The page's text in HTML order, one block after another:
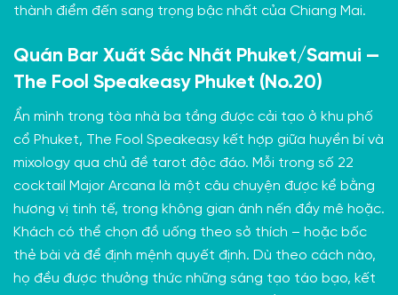
thành điểm đến sang trọng bậc nhất của Chiang Mai.
Quán Bar Xuất Sắc Nhất Phuket/Samui —
The Fool Speakeasy Phuket (No.20)
Ẩn mình trong tòa nhà ba tầng được cải tạo ở khu phố
cổ Phuket, The Fool Speakeasy kết hợp giữa huyền bí và
mixology qua chủ đề tarot độc đáo. Mỗi trong số 22
cocktail Major Arcana là một câu chuyện được kể bằng
hương vị tinh tế, trong không gian ánh nến đầy mê hoặc.
Khách có thể chọn đồ uống theo sở thích – hoặc bốc
thẻ bài và để định mệnh quyết định. Dù theo cách nào,
họ đều được thưởng thức những sáng tạo táo bạo, kết